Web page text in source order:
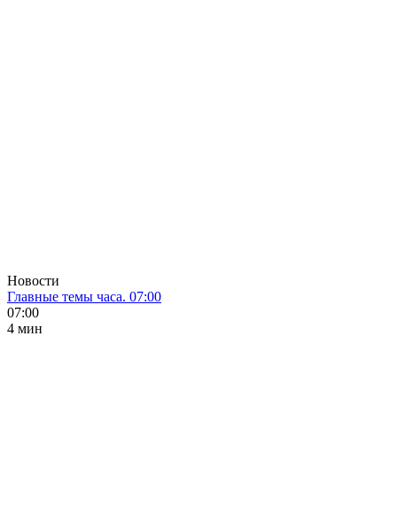
Новости
Главные темы часа. 07:00
07:00
4 мин